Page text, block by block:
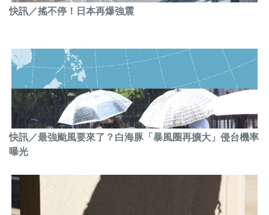
快訊／搖不停！日本再爆強震
快訊／最強颱風要來了？白海豚「暴風圈再擴大」侵台機率
曝光